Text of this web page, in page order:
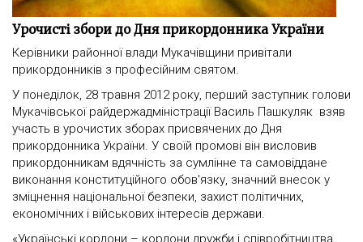
Урочисті збори до Дня прикордонника України
Керівники районної влади Мукачівщини привітали
прикордонників з професійним святом.
У понеділок, 28 травня 2012 року, перший заступник голови
Мукачівської райдержадміністрації Василь Пашкуляк взяв
участь в урочистих зборах присвячених до Дня
прикордонника України. У своїй промові він висловив
прикордонникам вдячність за сумлінне та самовіддане
виконання конституційного обов'язку, значний внесок у
зміцнення національної безпеки, захист політичних,
економічних і військових інтересів держави.
«Українські кордони – кордони дружби і співробітництва,